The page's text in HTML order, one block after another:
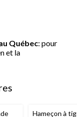
Québec: pour
et la
Hameçon à